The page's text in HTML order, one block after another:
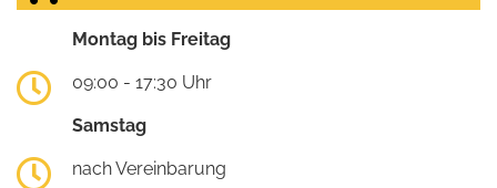
Montag bis Freitag
09:00 - 17:30 Uhr
Samstag
nach Vereinbarung